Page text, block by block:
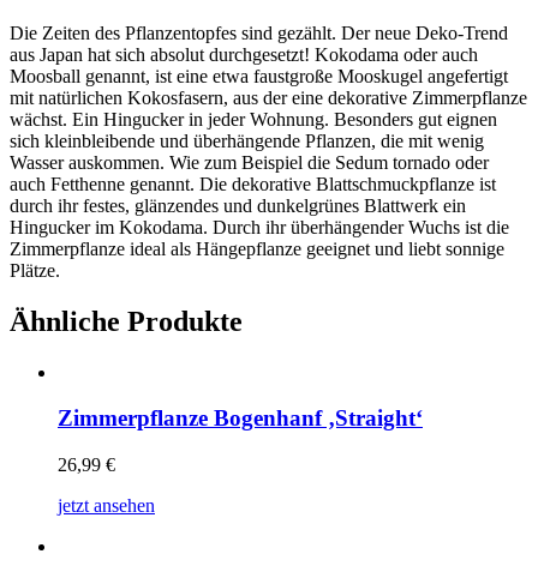
Die Zeiten des Pflanzentopfes sind gezählt. Der neue Deko-Trend
aus Japan hat sich absolut durchgesetzt! Kokodama oder auch
Moosball genannt, ist eine etwa faustgroße Mooskugel angefertigt
mit natürlichen Kokosfasern, aus der eine dekorative Zimmerpflanze
wächst. Ein Hingucker in jeder Wohnung. Besonders gut eignen
sich kleinbleibende und überhängende Pflanzen, die mit wenig
Wasser auskommen. Wie zum Beispiel die Sedum tornado oder
auch Fetthenne genannt. Die dekorative Blattschmuckpflanze ist
durch ihr festes, glänzendes und dunkelgrünes Blattwerk ein
Hingucker im Kokodama. Durch ihr überhängender Wuchs ist die
Zimmerpflanze ideal als Hängepflanze geeignet und liebt sonnige
Plätze.
Ähnliche Produkte
Zimmerpflanze Bogenhanf ‚Straight‘
26,99 €
jetzt ansehen